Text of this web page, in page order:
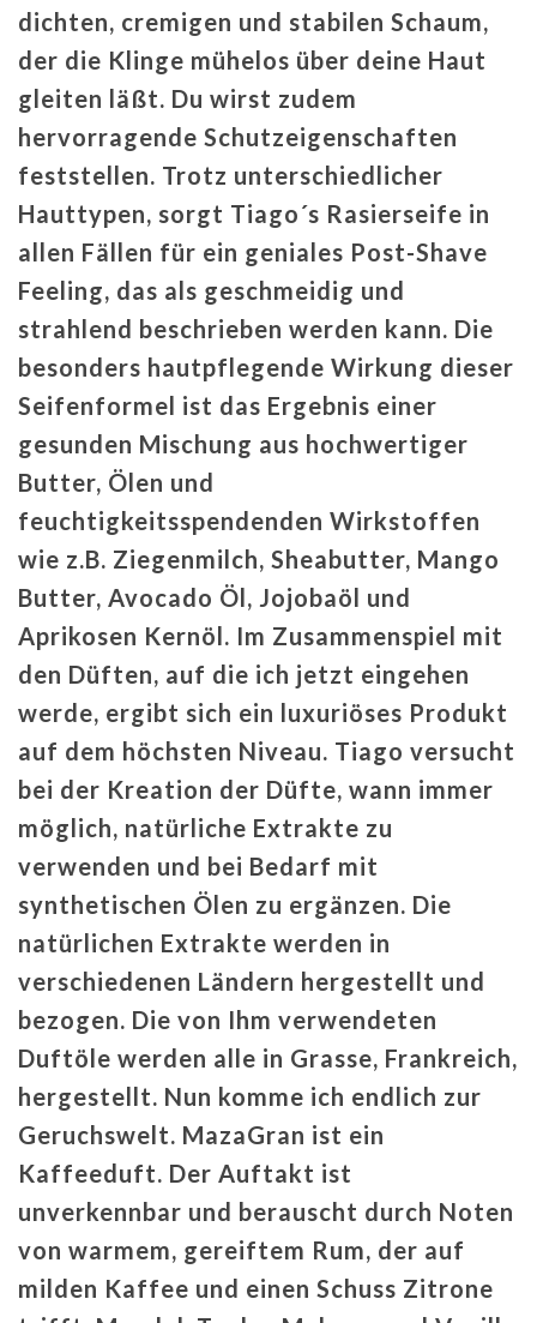
dichten, cremigen und stabilen Schaum,
der die Klinge mühelos über deine Haut
gleiten läßt. Du wirst zudem
hervorragende Schutzeigenschaften
feststellen. Trotz unterschiedlicher
Hauttypen, sorgt Tiago´s Rasierseife in
allen Fällen für ein geniales Post-Shave
Feeling, das als geschmeidig und
strahlend beschrieben werden kann. Die
besonders hautpflegende Wirkung dieser
Seifenformel ist das Ergebnis einer
gesunden Mischung aus hochwertiger
Butter, Ölen und
feuchtigkeitsspendenden Wirkstoffen
wie z.B. Ziegenmilch, Sheabutter, Mango
Butter, Avocado Öl, Jojobaöl und
Aprikosen Kernöl. Im Zusammenspiel mit
den Düften, auf die ich jetzt eingehen
werde, ergibt sich ein luxuriöses Produkt
auf dem höchsten Niveau. Tiago versucht
bei der Kreation der Düfte, wann immer
möglich, natürliche Extrakte zu
verwenden und bei Bedarf mit
synthetischen Ölen zu ergänzen. Die
natürlichen Extrakte werden in
verschiedenen Ländern hergestellt und
bezogen. Die von Ihm verwendeten
Duftöle werden alle in Grasse, Frankreich,
hergestellt. Nun komme ich endlich zur
Geruchswelt. MazaGran ist ein
Kaffeeduft. Der Auftakt ist
unverkennbar und berauscht durch Noten
von warmem, gereiftem Rum, der auf
milden Kaffee und einen Schuss Zitrone